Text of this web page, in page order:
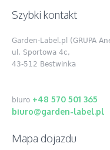
Szybki kontakt
Garden-Label.pl (GRUPA
ul. Sportowa 4c,
43-512 Bestwinka
biuro +48 570 501 365
biuro@garden-label.pl
Mapa dojazdu